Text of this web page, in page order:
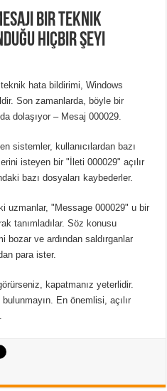
bir teknik
hiçbir şeyi
teknik hata bildirimi, Windows
Son zamanlarda, böyle bir
dolaşıyor – Mesaj 000029.
sistemler, kullanıcılardan bazı
isteyen bir "İleti 000029" açılır
bazı dosyaları kaybederler.
uzmanlar, "Message 000029" u bir
tanımladılar. Söz konusu
bozar ve ardından saldırganlar
para ister.
kapatmanız yeterlidir.
En önemlisi, açılır